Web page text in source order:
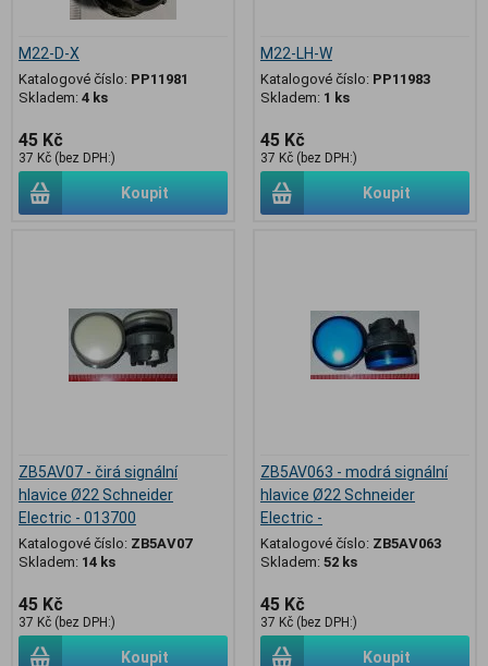
M22-D-X
Katalogové číslo: PP11981
Skladem: 4 ks
45 Kč
37 Kč (bez DPH:)
Koupit
M22-LH-W
Katalogové číslo: PP11983
Skladem: 1 ks
45 Kč
37 Kč (bez DPH:)
Koupit
ZB5AV07 - čirá signální
hlavice Ø22 Schneider
Electric - 013700
Katalogové číslo: ZB5AV07
Skladem: 14 ks
45 Kč
37 Kč (bez DPH:)
Koupit
ZB5AV063 - modrá signální
hlavice Ø22 Schneider
Electric -
Katalogové číslo: ZB5AV063
Skladem: 52 ks
45 Kč
37 Kč (bez DPH:)
Koupit